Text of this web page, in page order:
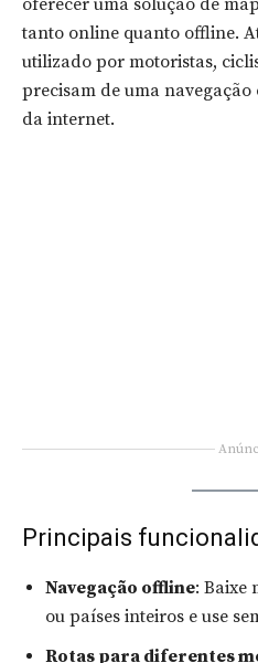
oferecer uma solução de
tanto online quanto offline.
utilizado por motoristas,
precisam de uma
da internet.
Principais
Navegação offline: Baixe
ou países inteiros e use
Rotas para diferentes